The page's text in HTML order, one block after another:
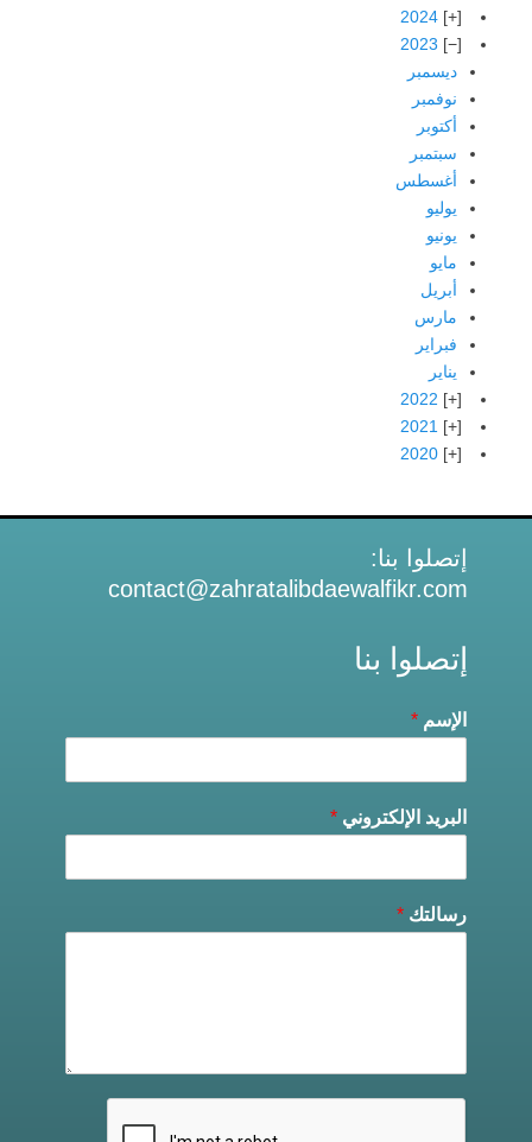
2024
2023
ديسمبر
نوفمبر
أكتوبر
سبتمبر
أغسطس
يوليو
يونيو
مايو
أبريل
مارس
فبراير
يناير
2022
2021
2020
إتصلوا بنا:
contact@zahratalibdaewalfikr.com
إتصلوا بنا
الإسم *
البريد الإلكتروني *
رسالتك *